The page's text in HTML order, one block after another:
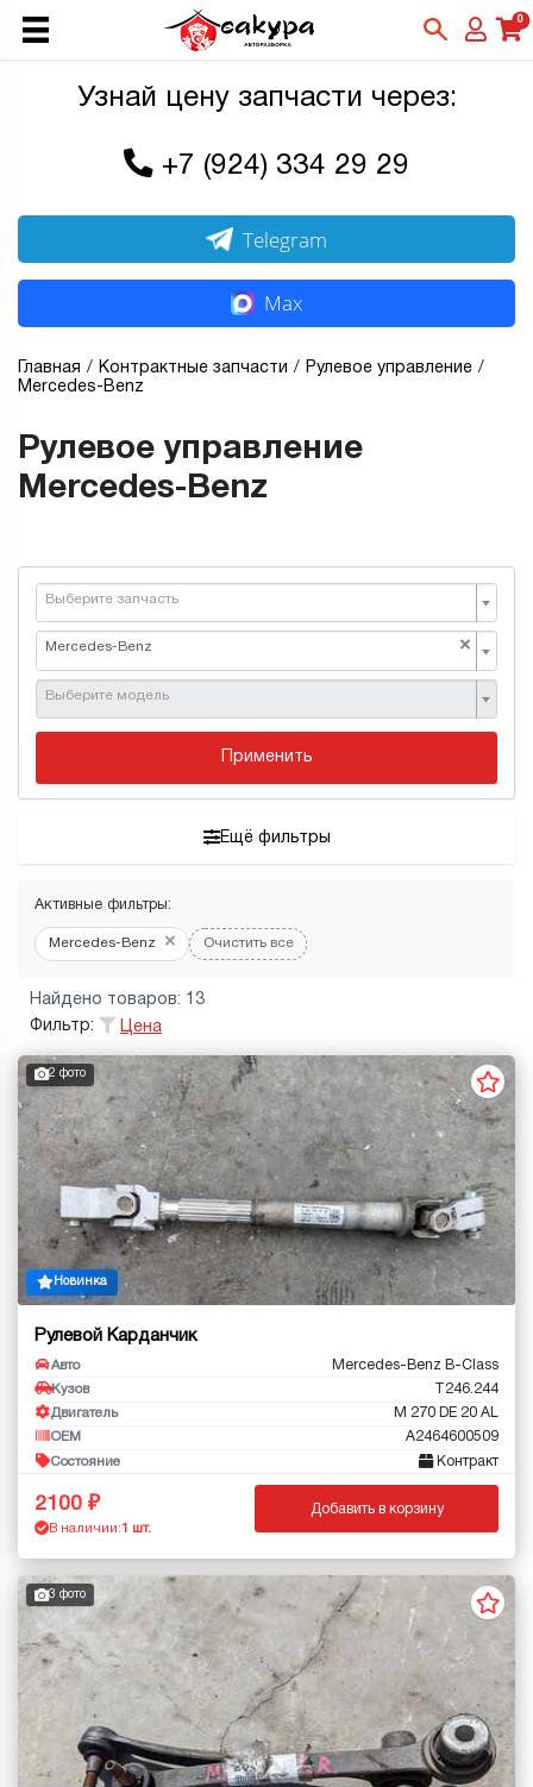
0
Узнай цену запчасти через:
+7 (924) 334 29 29
Telegram
Max
Главная Контрактные запчасти
Рулевое управление
Mercedes-Benz
Рулевое управление
Mercedes-Benz
Выберите запчасть
×
Mercedes-Benz
Выберите модель
Применить
Ещё фильтры
Активные фильтры:
Mercedes-Benz × Очистить все
Найдено товаров: 13
Фильтр:
Цена
2 фото
Новинка
Рулевой Карданчик
Авто Mercedes-Benz B-Class
Кузов T246.244
Двигатель M 270 DE 20 AL
OEM A2464600509
Состояние Контракт
2100
В наличии: 1 шт.
Добавить в корзину
3 фото